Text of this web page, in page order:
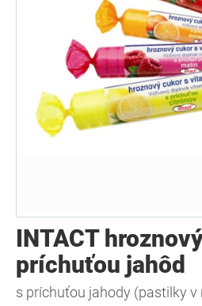
INTACT
príchuťou jahôd
s príchuťou jahody (pastilky v